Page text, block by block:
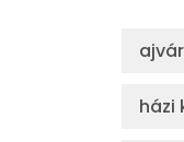
ajvár
házi